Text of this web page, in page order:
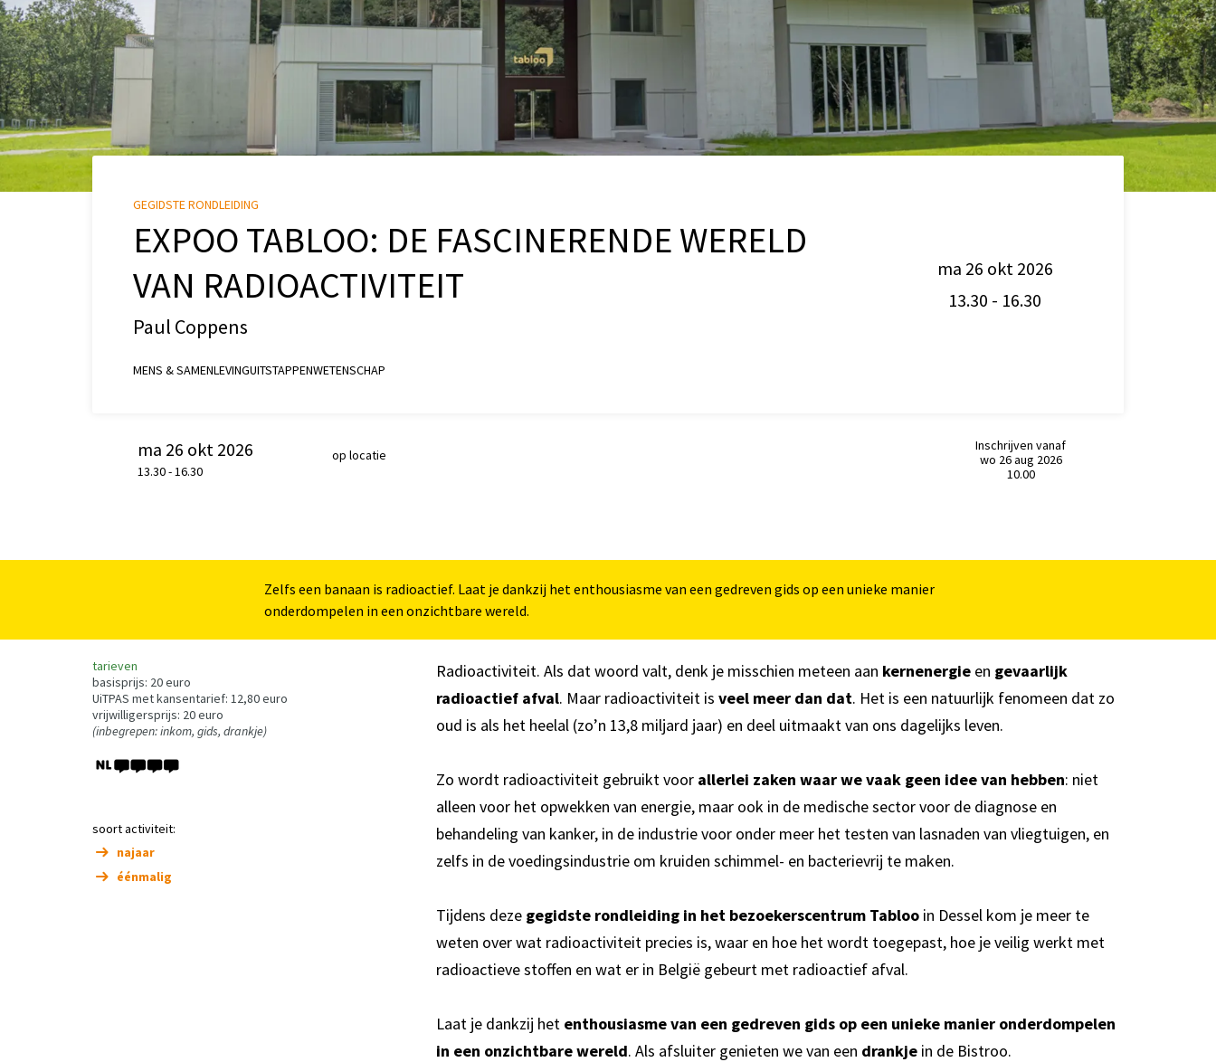
EXPOO TABLOO: DE FASCINERENDE WERELD
VAN RADIOACTIVITEIT
Paul Coppens
GEGIDSTE RONDLEIDING
MENS & SAMENLEVINGUITSTAPPENWETENSCHAP
ma 26 okt 2026
13.30 - 16.30
ma 26 okt 2026
13.30- 16.30
op locatie
Inschrijven vanaf
wo 26 aug 2026
10.00
Zelfs een banaan is radioactief. Laat je dankzij het enthousiasme van een gedreven gids op een unieke manier
onderdompelen in een onzichtbare wereld.
Radioactiviteit. Als dat woord valt, denk je misschien meteen aan kernenergieen gevaarlijk
radioactief afval. Maar radioactiviteit is veel meer dan dat. Het is een natuurlijk fenomeen dat zo
oud is als het heelal (zo’n 13,8 miljard jaar) en deel uitmaakt van ons dagelijks leven.
Zo wordt radioactiviteit gebruikt voor allerlei zaken waar we vaak geen idee van hebben: niet
alleen voor het opwekken van energie, maar ook in de medische sector voor de diagnose en
behandeling van kanker, in de industrie voor onder meer het testen van lasnaden van vliegtuigen, en
zelfs in de voedingsindustrie om kruiden schimmel- en bacterievrij te maken.
Tijdens deze gegidste rondleiding in het bezoekerscentrum Tablooin Dessel kom je meer te
weten over wat radioactiviteit precies is, waar en hoe het wordt toegepast, hoe je veilig werkt met
radioactieve stoffen en wat er in België gebeurt met radioactief afval.
Laat je dankzij het enthousiasme van een gedreven gids op een unieke manier onderdompelen
in een onzichtbare wereld. Als afsluiter genieten we van een drankjein de Bistroo.
tarieven
basisprijs: 20 euro
UiTPAS met kansentarief: 12,80 euro
vrijwilligersprijs: 20 euro
(inbegrepen: inkom, gids, drankje)
soort activiteit:
najaar
éénmalig
Inzoomen